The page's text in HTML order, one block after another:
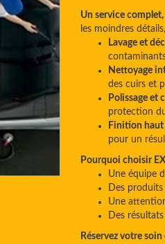
Un service
les moindres détails,
Lavage et
Nettoyage
des cuirs et
Polissage et
protection
Finition haut
pour un
Pourquoi choisir
Une équipe
Des
Une
Des
Réservez votre